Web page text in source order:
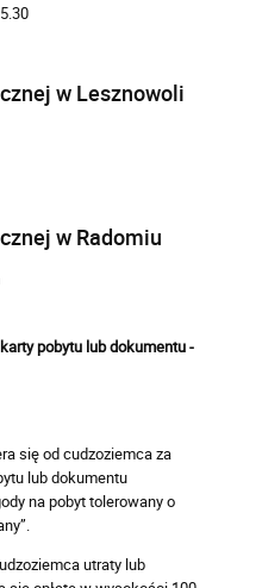
w Lesznowoli
w Radomiu
pobytu lub dokumentu -
się od cudzoziemca za
lub dokumentu
na pobyt tolerowany o
utraty lub